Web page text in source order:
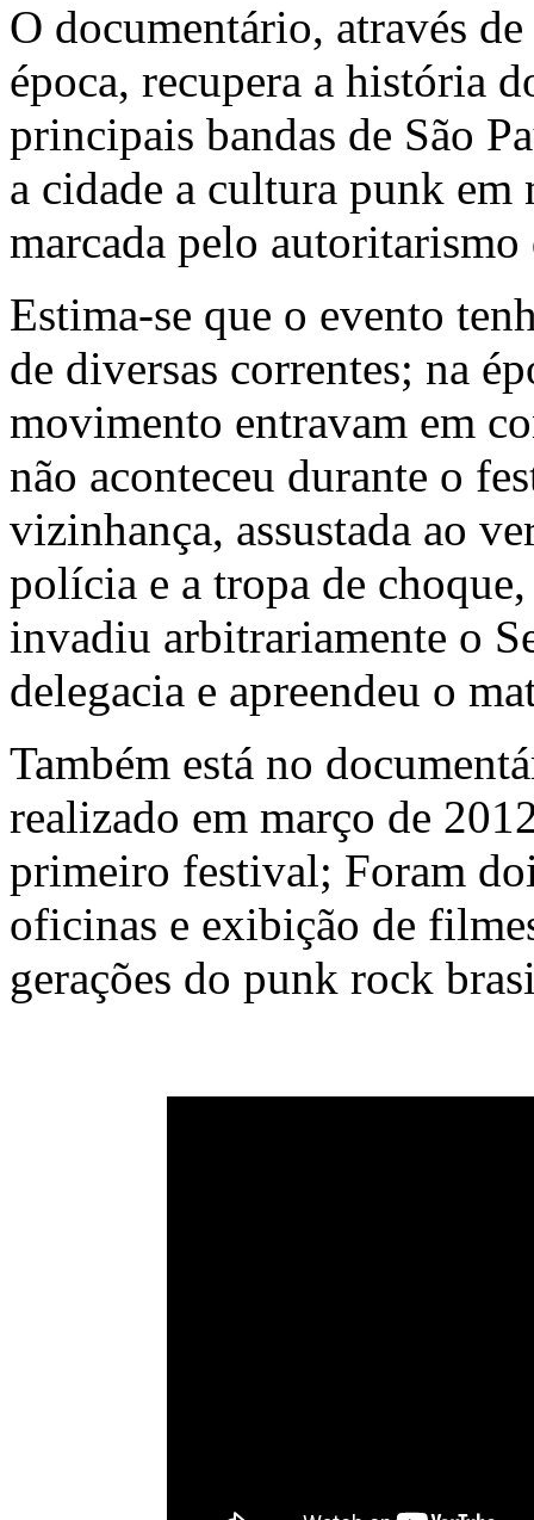
O documentário, através
época, recupera a história
principais bandas de São
a cidade a cultura punk em
marcada pelo autoritarismo
Estima-se que o evento
de diversas correntes; na
movimento entravam em
não aconteceu durante o
vizinhança, assustada ao
polícia e a tropa de
invadiu arbitrariamente o
delegacia e apreendeu o
Também está no
realizado em março de
primeiro festival; Foram
oficinas e exibição de
gerações do punk rock